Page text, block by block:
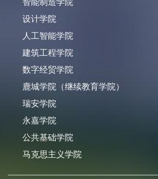
设计学院
人工智能学院
建筑工程学院
数字经贸学院
鹿城学院（继续教育学院）
瑞安学院
永嘉学院
公共基础学院
马克思主义学院